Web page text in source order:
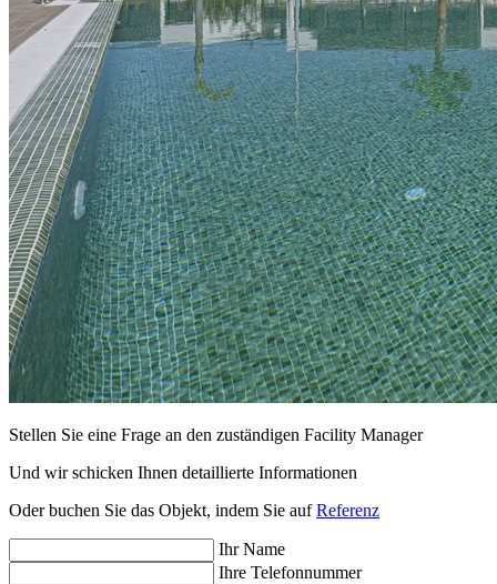
Stellen Sie eine Frage an den zuständigen Facility Manager
Und wir schicken Ihnen detaillierte Informationen
Oder buchen Sie das Objekt, indem Sie aufReferenz
Ihr Name
Ihre Telefonnummer